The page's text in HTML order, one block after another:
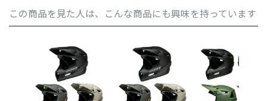
この商品を見た人は、こんな商品にも興味を持っています